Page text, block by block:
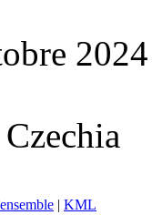
2024
| KML